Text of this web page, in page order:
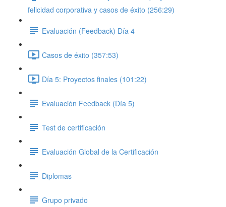
felicidad corporativa y casos de éxito (256:29)
Evaluación (Feedback) Día 4
Casos de éxito (357:53)
Día 5: Proyectos finales (101:22)
Evaluación Feedback (Día 5)
Test de certificación
Evaluación Global de la Certificación
Diplomas
Grupo privado